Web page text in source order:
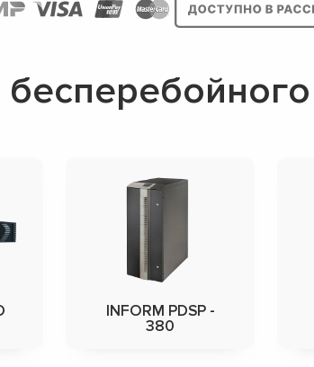
INFORM PDSP -
380